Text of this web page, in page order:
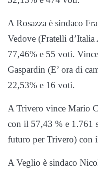
A Rosazza è sindaco
Vedove (Fratelli
77,46% e 55 voti.
Gaspardin (E’ ora di
22,53% e 16 voti.
A Trivero vince Mario
con il 57,43 % e 1.761
futuro per Trivero) con
A Veglio è sindaco